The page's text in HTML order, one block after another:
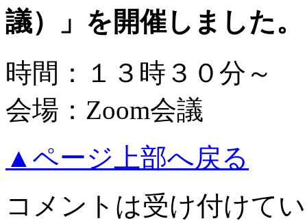
議）」を開催しました。
時間：１３時３０分～
会場：Zoom会議
▲ページ上部へ戻る
コメントは受け付けて